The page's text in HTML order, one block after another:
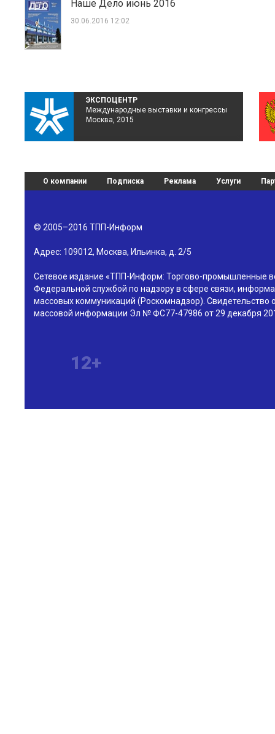
Наше Дело июнь 2016
30.06.2016 12:02
ЭКСПОЦЕНТР
Международные выставки и конгрессы
Москва, 2015
О компании Подписка Реклама Услуги
© 2005–2016 ТПП-Информ
Адрес: 109012, Москва, Ильинка, д. 2/5
Сетевое издание «ТПП-Информ: Торгово-промышленные
Федеральной службой по надзору в сфере связи,
массовых коммуникаций (Роскомнадзор). Свидетельство
массовой информации Эл № ФС77-47986 от 29 декабря
12+